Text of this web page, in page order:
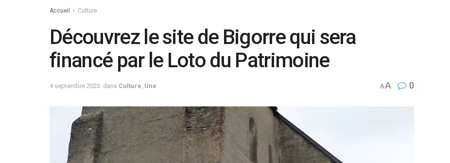
Accueil Culture
Découvrez le site de Bigorre qui sera
financé par le Loto du Patrimoine
4 septembre 2023 dans Culture Une AA 0